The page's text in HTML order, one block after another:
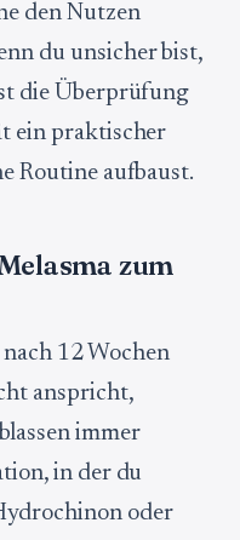
den Nutzen
du unsicher bist,
die Überprüfung
ein praktischer
Routine aufbaust.
zum
12 Wochen
anspricht,
immer
in der du
oder